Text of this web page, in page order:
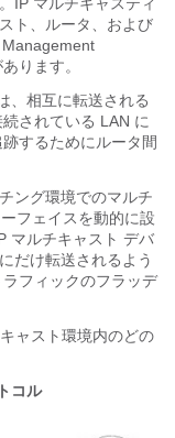
ト、ルータ、および
ります。
、相互に転送される
されている LAN に
するためにルータ間
ング環境でのマルチ
フェイスを動的に設
マルチキャスト デバ
だけ転送されるよう
フィックのフラッデ
ャスト環境内のどの
コル